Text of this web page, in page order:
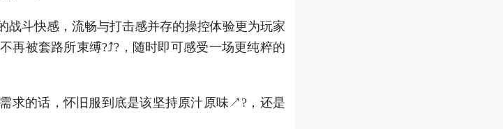
战斗快感，流畅与打击感并存的操控体验更为玩家
再被套路所束缚?⤴?，随时即可感受一场更纯粹的
求的话，怀旧服到底是该坚持原汁原味↗?，还是